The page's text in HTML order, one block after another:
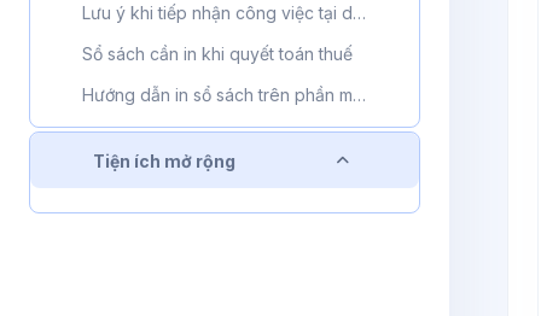
Lưu ý khi tiếp nhận công việc tại doanh nghiệp
Sổ sách cần in khi quyết toán thuế
Hướng dẫn in sổ sách trên phần mềm misa
Tiện ích mở rộng Rút gọn